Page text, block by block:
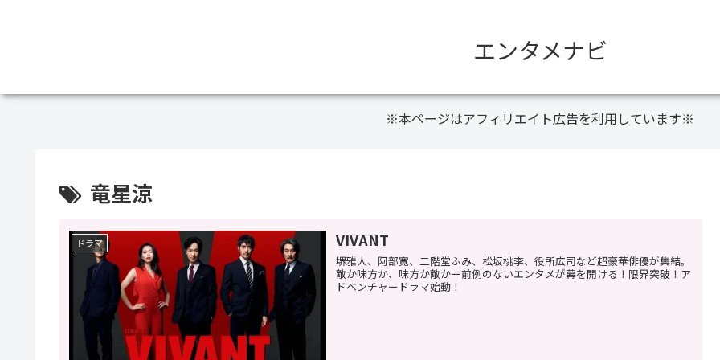
エンタメナビ
※本ページはアフィリエイト広告を利用しています※
竜星涼
ドラマ VIVANT
堺雅人、阿部寛、二階堂ふみ、松坂桃李、役所広司など超豪華俳優が集結。
敵か味方か、味方か敵かー前例のないエンタメが幕を開ける！限界突破！ア
ドベンチャードラマ始動！